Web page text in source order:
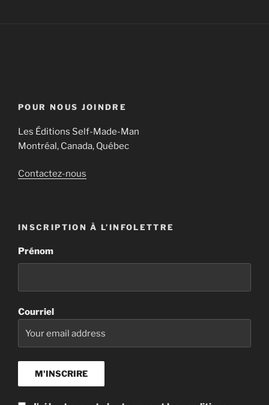
POUR NOUS JOINDRE
Les Éditions Self-Made-Man
Montréal, Canada, Québec
Contactez-nous
INSCRIPTION À L’INFOLETTRE
Prénom
Courriel